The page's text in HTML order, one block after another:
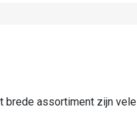
brede assortiment zijn vele